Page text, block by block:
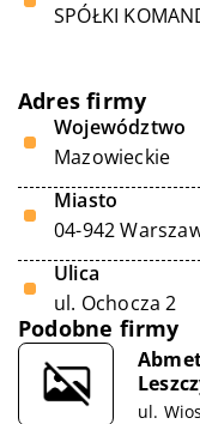
SPÓŁKI
Adres firmy
Województwo
Mazowieckie
Miasto
04-942
Ulica
ul. Ochocza 2
Podobne firmy
ul.